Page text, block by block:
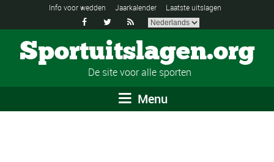
Info voor wedden Jaarkalender Laatste uitslagen
  
Sportuitslagen.org
De site voor alle sporten
Menu